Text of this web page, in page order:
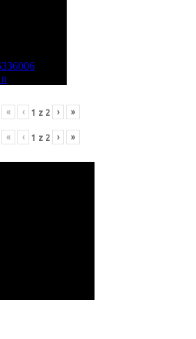
« ‹ 1 z 2 › »
« ‹ 1 z 2 › »